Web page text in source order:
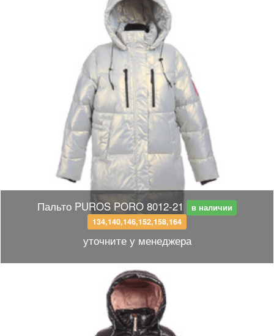
Пальто PUROS PORO 8012-21
в наличии
134,140,146,152,158,164
уточните у менеджера